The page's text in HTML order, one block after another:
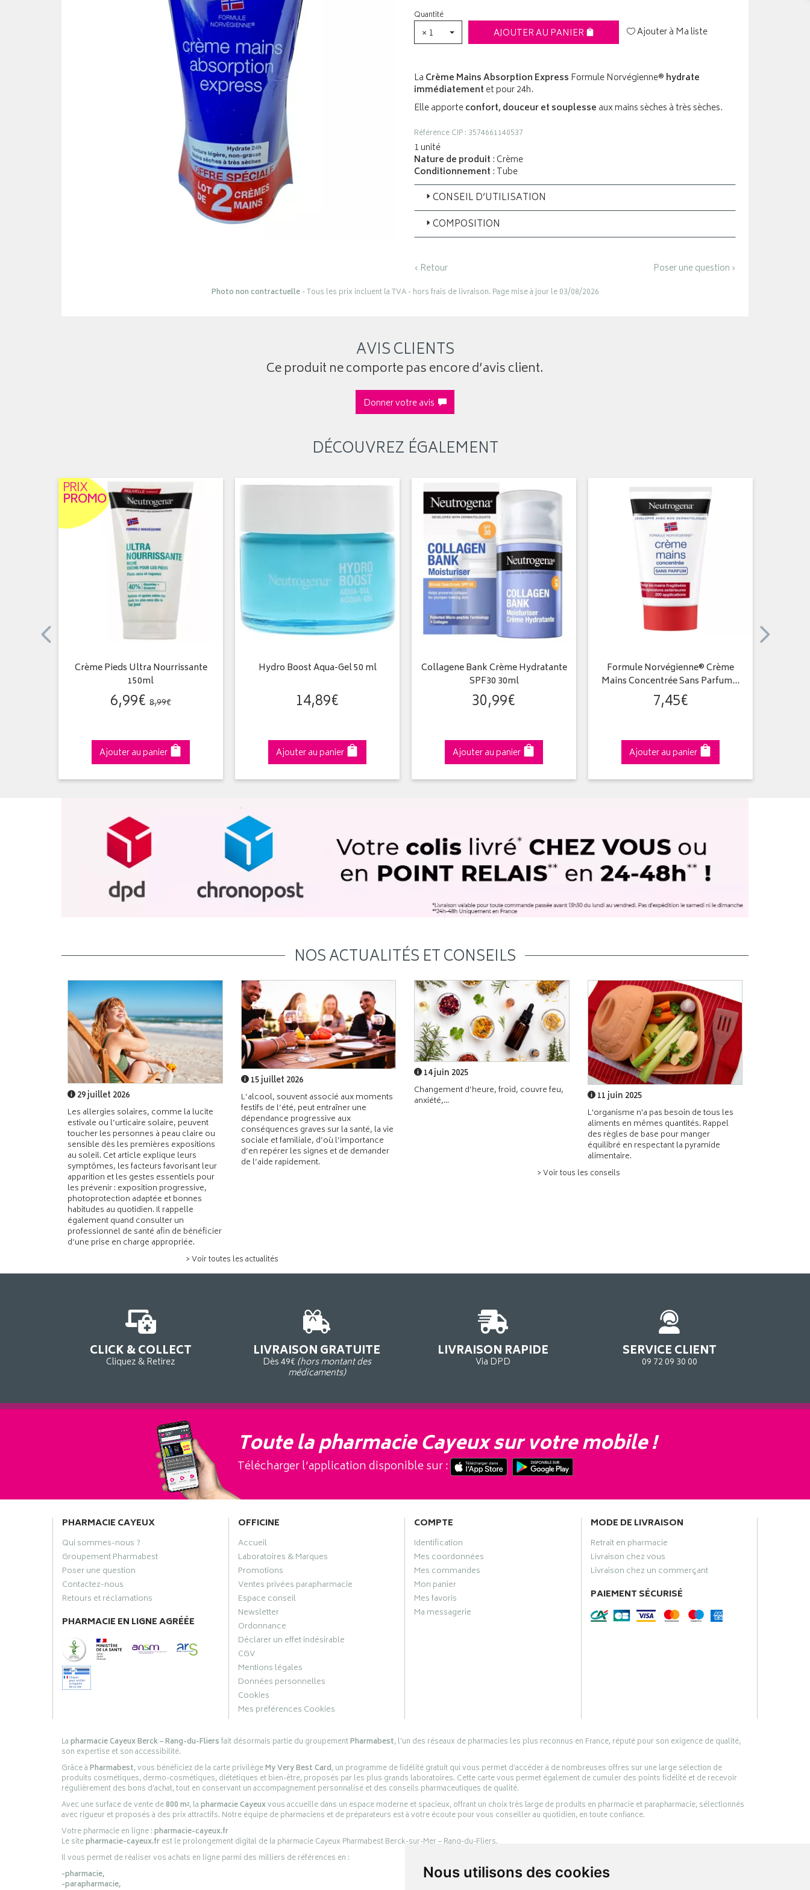
Nous utilisons des cookies
Quantité
× 1 AJOUTER AU PANIER Ajouter à Ma liste
La Crème Mains Absorption Express Formule Norvégienne® hydrate
immédiatement et pour 24h.
Elle apporteconfort, douceur et souplesse aux mains sèches à très sèches.
Référence CIP : 3574661140537
1 unité
Nature de produit : Crème
Conditionnement : Tube
CONSEIL D’UTILISATION
COMPOSITION
‹ Retour Poser une question ›
Photo non contractuelle- Tous les prix incluent la TVA - hors frais de livraison. Page mise à jour le 03/08/2026
AVIS CLIENTS
Ce produit ne comporte pas encore d’avis client.
Donner votre avis
DÉCOUVREZ ÉGALEMENT
PRIX
PROMO
Crème Pieds Ultra Nourrissante
150ml
6,99€ 8,99€
Ajouter au panier
Hydro Boost Aqua-Gel 50 ml
14,89€
Ajouter au panier
Collagene Bank Crème Hydratante
SPF30 30ml
30,99€
Ajouter au panier
Formule Norvégienne® Crème
Mains Concentrée Sans Parfum…
7,45€
Ajouter au panier
NOS ACTUALITÉS ET CONSEILS
29 juillet 2026
Les allergies solaires, comme la lucite
estivale ou l’urticaire solaire, peuvent
toucher les personnes à peau claire ou
sensible dès les premières expositions
au soleil. Cet article explique leurs
symptômes, les facteurs favorisant leur
apparition et les gestes essentiels pour
les prévenir : exposition progressive,
photoprotection adaptée et bonnes
habitudes au quotidien. Il rappelle
également quand consulter un
professionnel de santé afin de bénéficier
d’une prise en charge appropriée.
15 juillet 2026
L’alcool, souvent associé aux moments
festifs de l’été, peut entraîner une
dépendance progressive aux
conséquences graves sur la santé, la vie
sociale et familiale, d’où l’importance
d’en repérer les signes et de demander
de l’aide rapidement.
> Voir toutes les actualités
14 juin 2025
Changement d’heure, froid, couvre feu,
anxiété,...
11 juin 2025
L'organisme n'a pas besoin de tous les
aliments en mêmes quantités. Rappel
des règles de base pour manger
équilibré en respectant la pyramide
alimentaire.
> Voir tous les conseils
CLICK & COLLECT
Cliquez & Retirez
LIVRAISON GRATUITE
Dès 49€ (hors montant des
médicaments)
LIVRAISON RAPIDE
Via DPD
SERVICE CLIENT
09 72 09 30 00
Toute la pharmacie Cayeux sur votre mobile !
Télécharger l’application disponible sur :
PHARMACIE CAYEUX
Qui sommes-nous ?
Groupement Pharmabest
Poser une question
Contactez-nous
Retours et réclamations
PHARMACIE EN LIGNE AGRÉÉE
OFFICINE
Accueil
Laboratoires & Marques
Promotions
Ventes privées parapharmacie
Espace conseil
Newsletter
Ordonnance
Déclarer un effet indésirable
CGV
Mentions légales
Données personnelles
Cookies
Mes préférences Cookies
COMPTE
Identification
Mes coordonnées
Mes commandes
Mon panier
Mes favoris
Ma messagerie
MODE DE LIVRAISON
Retrait en pharmacie
Livraison chez vous
Livraison chez un commerçant
PAIEMENT SÉCURISÉ
Lapharmacie Cayeux Berck – Rang-du-Fliersfait désormais partie du groupementPharmabest, l’un des réseaux de pharmacies les plus reconnus en France, réputé pour son exigence de qualité,
son expertise et son accessibilité.
Grâce àPharmabest, vous bénéficiez de la carte privilègeMy Very Best Card, un programme de fidélité gratuit qui vous permet d’accéder à de nombreuses offres sur une large sélection de
produits cosmétiques, dermo-cosmétiques, diététiques et bien-être, proposés par les plus grands laboratoires. Cette carte vous permet également de cumuler des points fidélité et de recevoir
régulièrement des bons d’achat, tout en conservant un accompagnement personnalisé et des conseils pharmaceutiques de qualité.
Avec une surface de vente de800 m², lapharmacie Cayeuxvous accueille dans un espace moderne et spacieux, offrant un choix très large de produits en pharmacie et parapharmacie, sélectionnés
avec rigueur et proposés à des prix attractifs. Notre équipe de pharmaciens et de préparateurs est à votre écoute pour vous conseiller au quotidien, en toute confiance.
Votre pharmacie en ligne :pharmacie-cayeux.fr
Le sitepharmacie-cayeux.frest le prolongement digital de la pharmacie Cayeux Pharmabest Berck-sur-Mer – Rang-du-Fliers.
Il vous permet de réaliser vos achats en ligne parmi des milliers de références en :
-pharmacie,
-parapharmacie,